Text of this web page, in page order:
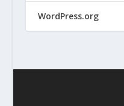
WordPress.org